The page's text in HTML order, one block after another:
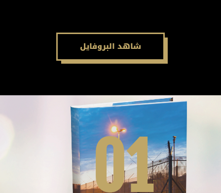
شاهد البروفايل
01